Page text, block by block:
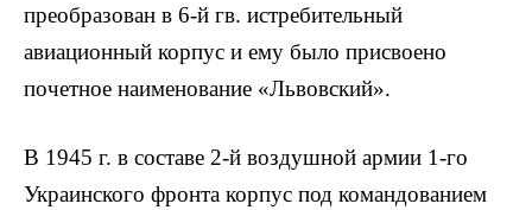
преобразован в 6-й гв. истребительный
авиационный корпус и ему было присвоено
почетное наименование «Львовский».
В 1945 г. в составе 2-й воздушной армии 1-го
Украинского фронта корпус под командованием